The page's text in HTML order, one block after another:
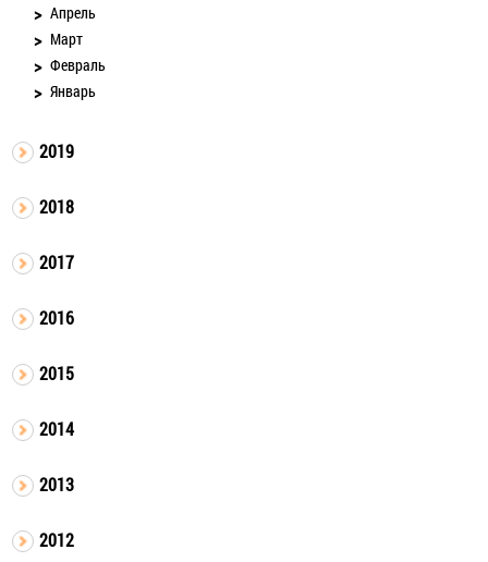
Апрель
Март
Февраль
Январь
2019
2018
2017
2016
2015
2014
2013
2012